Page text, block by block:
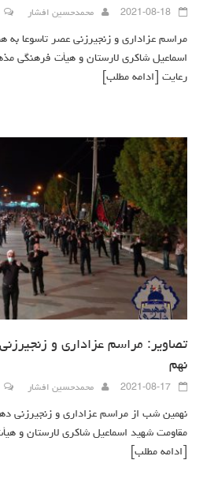
2021-08-18 محمدحسین افشار
مراسم عزاداری و زنجیرزنی عصر تاسوعا به
اسماعیل شاکری لارستان و هیأت فرهنگی
رعایت
[ادامه مطلب]
تصاویر: مراسم عزاداری و
نهم
2021-08-17 محمدحسین افشار
نهمین شب از مراسم عزاداری و زنجیرزنی
مقاومت شهید اسماعیل شاکری لارستان و
[ادامه مطلب]